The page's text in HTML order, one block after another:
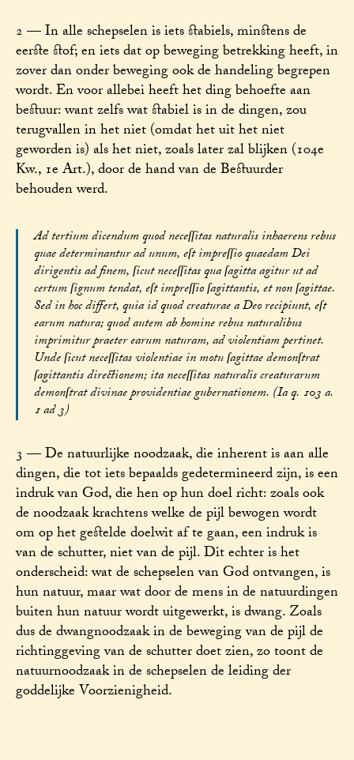
2 — In alle schepselen is iets stabiels, minstens de
eerste stof; en iets dat op beweging betrekking heeft, in
zover dan onder beweging ook de handeling begrepen
wordt. En voor allebei heeft het ding behoefte aan
bestuur: want zelfs wat stabiel is in de dingen, zou
terugvallen in het niet (omdat het uit het niet
geworden is) als het niet, zoals later zal blijken (104e
Kw., 1e Art.), door de hand van de Bestuurder
behouden werd.
Ad tertium dicendum quod neceſſitas naturalis inhaerens rebus
quae determinantur ad unum, eſt impreſſio quaedam Dei
dirigentis ad finem, ſicut neceſſitas qua ſagitta agitur ut ad
certum ſignum tendat, eſt impreſſio ſagittantis, et non ſagittae.
Sed in hoc differt, quia id quod creaturae a Deo recipiunt, eſt
earum natura; quod autem ab homine rebus naturalibus
imprimitur praeter earum naturam, ad violentiam pertinet.
Unde ſicut neceſſitas violentiae in motu ſagittae demonſtrat
ſagittantis directionem; ita neceſſitas naturalis creaturarum
demonſtrat divinae providentiae gubernationem. (Ia q. 103 a.
1 ad 3)
3 — De natuurlijke noodzaak, die inherent is aan alle
dingen, die tot iets bepaalds gedetermineerd zijn, is een
indruk van God, die hen op hun doel richt: zoals ook
de noodzaak krachtens welke de pijl bewogen wordt
om op het gestelde doelwit af te gaan, een indruk is
van de schutter, niet van de pijl. Dit echter is het
onderscheid: wat de schepselen van God ontvangen, is
hun natuur, maar wat door de mens in de natuurdingen
buiten hun natuur wordt uitgewerkt, is dwang. Zoals
dus de dwangnoodzaak in de beweging van de pijl de
richtinggeving van de schutter doet zien, zo toont de
natuurnoodzaak in de schepselen de leiding der
goddelijke Voorzienigheid.